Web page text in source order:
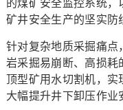
的煤矿安全监控系统
矿井安全生产的坚实防
针对复杂地质采掘痛点
岩采掘易崩断、高损耗
顶型矿用水切割机，实
大幅提升井下卸压作业